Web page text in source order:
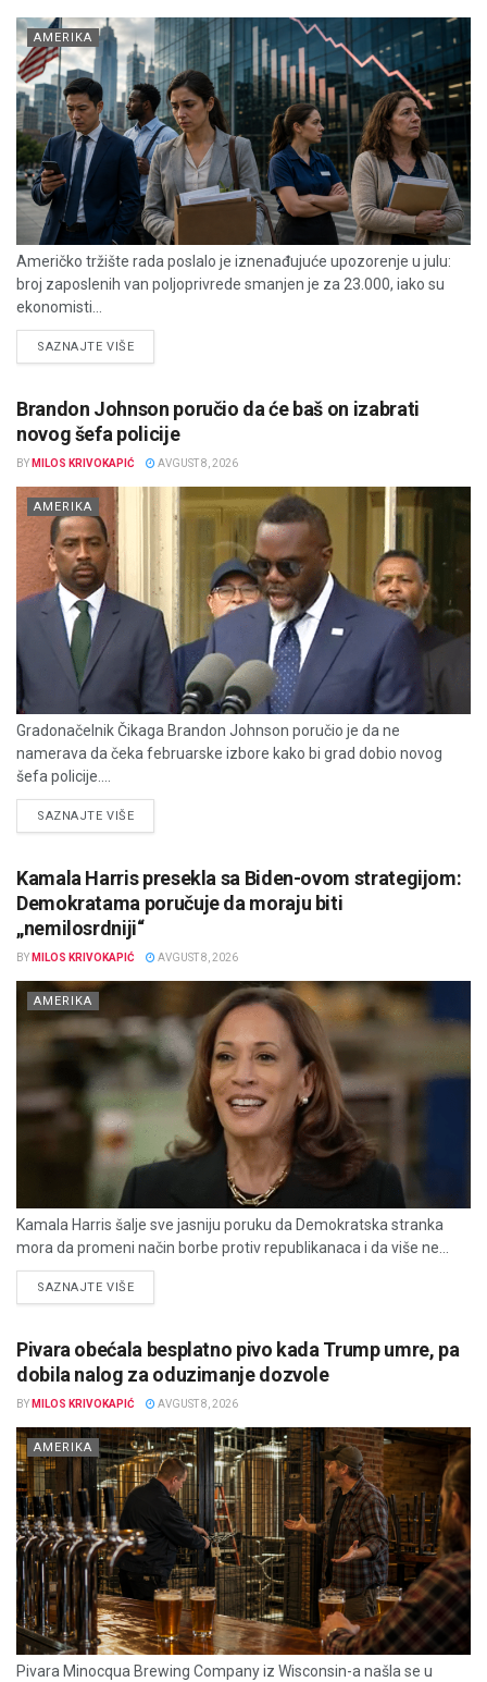
AMERIKA
Američko tržište rada poslalo je iznenađujuće upozorenje u julu:
broj zaposlenih van poljoprivrede smanjen je za 23.000, iako su
ekonomisti...
SAZNAJTE VIŠEDETAILS
Brandon Johnson poručio da će baš on izabrati
novog šefa policije
BY MILOS KRIVOKAPIĆ AVGUST 8, 2026
AMERIKA
Gradonačelnik Čikaga Brandon Johnson poručio je da ne
namerava da čeka februarske izbore kako bi grad dobio novog
šefa policije....
SAZNAJTE VIŠEDETAILS
Kamala Harris presekla sa Biden-ovom strategijom:
Demokratama poručuje da moraju biti
„nemilosrdniji“
BY MILOS KRIVOKAPIĆ AVGUST 8, 2026
AMERIKA
Kamala Harris šalje sve jasniju poruku da Demokratska stranka
mora da promeni način borbe protiv republikanaca i da više ne...
SAZNAJTE VIŠEDETAILS
Pivara obećala besplatno pivo kada Trump umre, pa
dobila nalog za oduzimanje dozvole
BY MILOS KRIVOKAPIĆ AVGUST 8, 2026
AMERIKA
Pivara Minocqua Brewing Company iz Wisconsin-a našla se u